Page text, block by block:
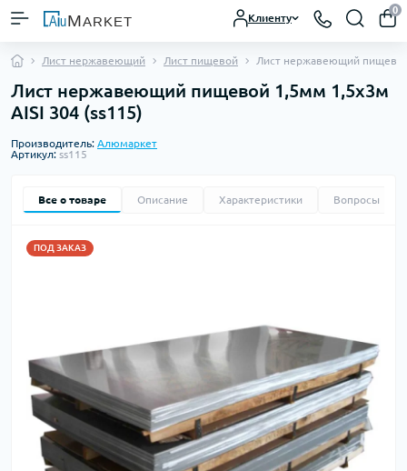
Клиенту
0
Лист нержавеющий Лист пищевой Лист нержавеющий
Лист нержавеющий пищевой 1,5мм 1,5х3м
AISI 304 (ss115)
Производитель: Алюмаркет
Артикул: ss115
Все о товаре Описание Характеристики Вопросы
ПОД ЗАКАЗ